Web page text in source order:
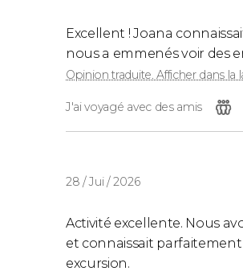
Excellent ! Joana
nous a emmenés voir des
Opinion traduite. Afficher dans la
J'ai voyagé avec des amis
28 / Jui / 2026
Activité excellente. Nous
et connaissait
excursion.